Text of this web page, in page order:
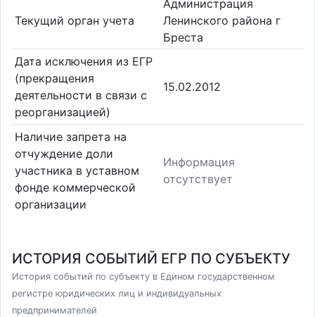
Текущий орган учета
Администрация
Ленинского района г
Бреста
Дата исключения из ЕГР
(прекращения
деятельности в связи с
реорганизацией)
15.02.2012
Наличие запрета на
отчуждение доли
участника в уставном
фонде коммерческой
организации
Информация
отсутствует
ИСТОРИЯ СОБЫТИЙ ЕГР ПО СУБЪЕКТУ
История событий по субъекту в Едином государственном
регистре юридических лиц и индивидуальных
предпринимателей